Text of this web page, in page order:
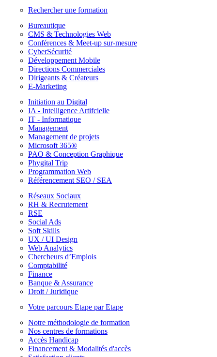
Rechercher une formation
Bureautique
CMS & Technologies Web
Conférences & Meet-up sur-mesure
CyberSécurité
Développement Mobile
Directions Commerciales
Dirigeants & Créateurs
E-Marketing
Initiation au Digital
IA - Intelligence Artifcielle
IT - Informatique
Management
Management de projets
Microsoft 365®
PAO & Conception Graphique
Phygital Trip
Programmation Web
Référencement SEO / SEA
Réseaux Sociaux
RH & Recrutement
RSE
Social Ads
Soft Skills
UX / UI Design
Web Analytics
Chercheurs d’Emplois
Comptabilité
Finance
Banque & Assurance
Droit / Juridique
Votre parcours Etape par Etape
Notre méthodologie de formation
Nos centres de formations
Accès Handicap
Financement & Modalités d'accès